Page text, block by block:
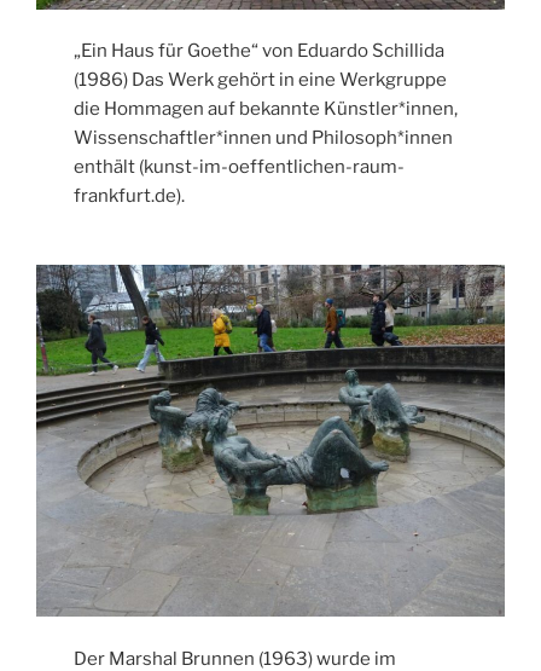
„Ein Haus für Goethe“ von Eduardo Schillida
(1986) Das Werk gehört in eine Werkgruppe
die Hommagen auf bekannte Künstler*innen,
Wissenschaftler*innen und Philosoph*innen
enthält (kunst-im-oeffentlichen-raum-
frankfurt.de).
Der Marshal Brunnen (1963) wurde im